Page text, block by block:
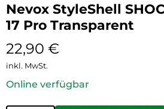
Nevox StyleShell
17 Pro Transparent
22,90 €
inkl. MwSt.
Online verfügbar